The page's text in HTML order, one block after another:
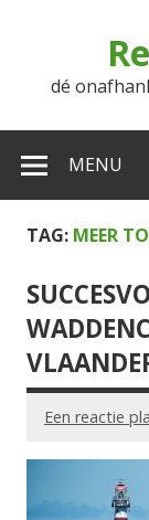
dé
MENU
TAG: MEER
Een reactie